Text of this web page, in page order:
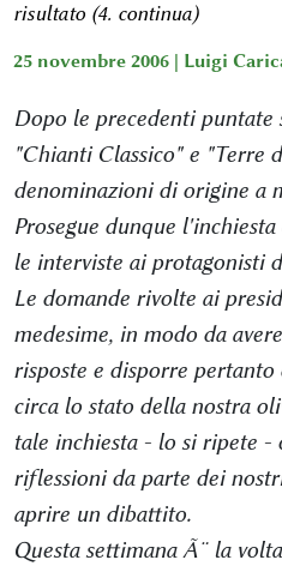
risultato (4. continua)
25 novembre 2006 | Luigi
Dopo le precedenti puntate
"Chianti Classico" e "Terre
denominazioni di origine a
Prosegue dunque
le interviste ai protagonisti
Le domande rivolte ai
medesime, in modo da
risposte e disporre
circa lo stato della nostra
tale inchiesta - lo si ripete -
riflessioni da parte dei
aprire un dibattito.
Questa settimana Ã¨ la